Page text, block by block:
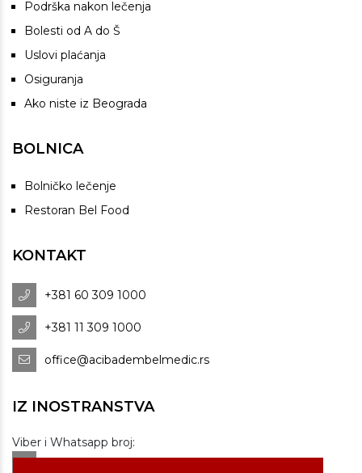
Podrška nakon lečenja
Bolesti od A do Š
Uslovi plaćanja
Osiguranja
Ako niste iz Beograda
BOLNICA
Bolničko lečenje
Restoran Bel Food
KONTAKT
+381 60 309 1000
+381 11 309 1000
office@acibadembelmedic.rs
IZ INOSTRANSTVA
Viber i Whatsapp broj: